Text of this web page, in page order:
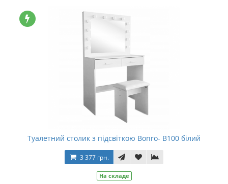
Туалетний столик з підсвіткою Bonro- B100 білий
3 377 грн.
На складе